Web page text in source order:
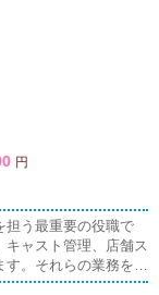
円
担う最重要の役職で
ャスト管理、店舗ス
す。それらの業務をこ
ッフをひとつにまと